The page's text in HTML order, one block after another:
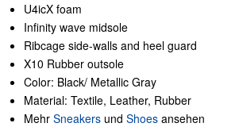
U4icX foam
Infinity wave midsole
Ribcage side-walls and heel guard
X10 Rubber outsole
Color: Black/ Metallic Gray
Material: Textile, Leather, Rubber
Mehr Sneakers und Shoes ansehen